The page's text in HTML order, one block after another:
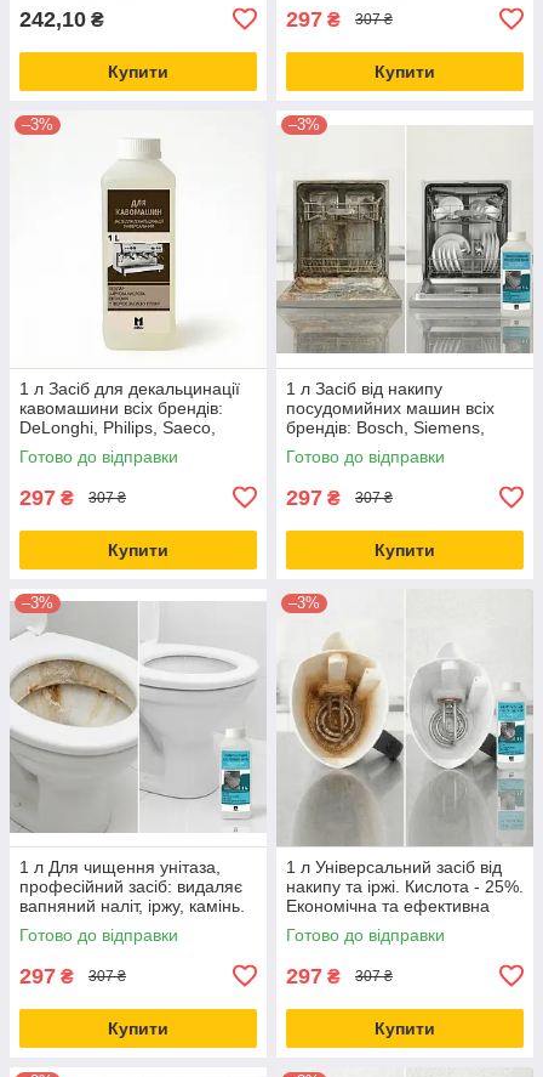
242,10 ₴
Купити
297 ₴ 307 ₴
Купити
–3%
1 л Засіб для декальцинації
кавомашини всіх брендів:
DeLonghi, Philips, Saeco,
Krups, Jura. Концентрат 25%
для видалення накипу
Готово до відправки
297 ₴ 307 ₴
Купити
–3%
1 л Засіб від накипу
посудомийних машин всіх
брендів: Bosch, Siemens,
Electrolux, LG, Samsung -
очищувач універсальний
Готово до відправки
297 ₴ 307 ₴
Купити
–3%
1 л Для чищення унітаза,
професійний засіб: видаляє
вапняний наліт, іржу, камінь.
Економічний діючий
концентрат без зайвої хімії
Готово до відправки
297 ₴ 307 ₴
Купити
–3%
1 л Універсальний засіб від
накипу та іржі. Кислота - 25%.
Економічна та ефективна
рідина.
Готово до відправки
297 ₴ 307 ₴
Купити